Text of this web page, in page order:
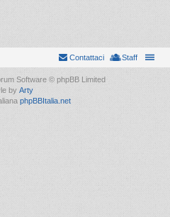
Staff
Contattaci
Software © phpBB Limited
by Arty
phpBBItalia.net